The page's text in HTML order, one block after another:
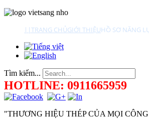
||TRANG CHỦGIỚI THIỆUHỒ SƠ NĂNG
Tìm kiếm...
HOTLINE: 0911665959
"THƯƠNG HIỆU THÉP CỦA MỌI